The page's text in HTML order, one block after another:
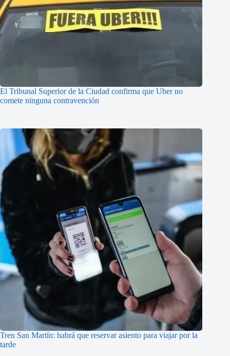
El Tribunal Superior de la Ciudad confirma que Uber no
comete ninguna contravención
Tren San Martín: habrá que reservar asiento para viajar por la
tarde